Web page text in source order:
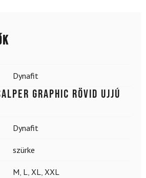
Dynafit
Graphic rövid ujjú
Dynafit
szürke
M, L, XL, XXL